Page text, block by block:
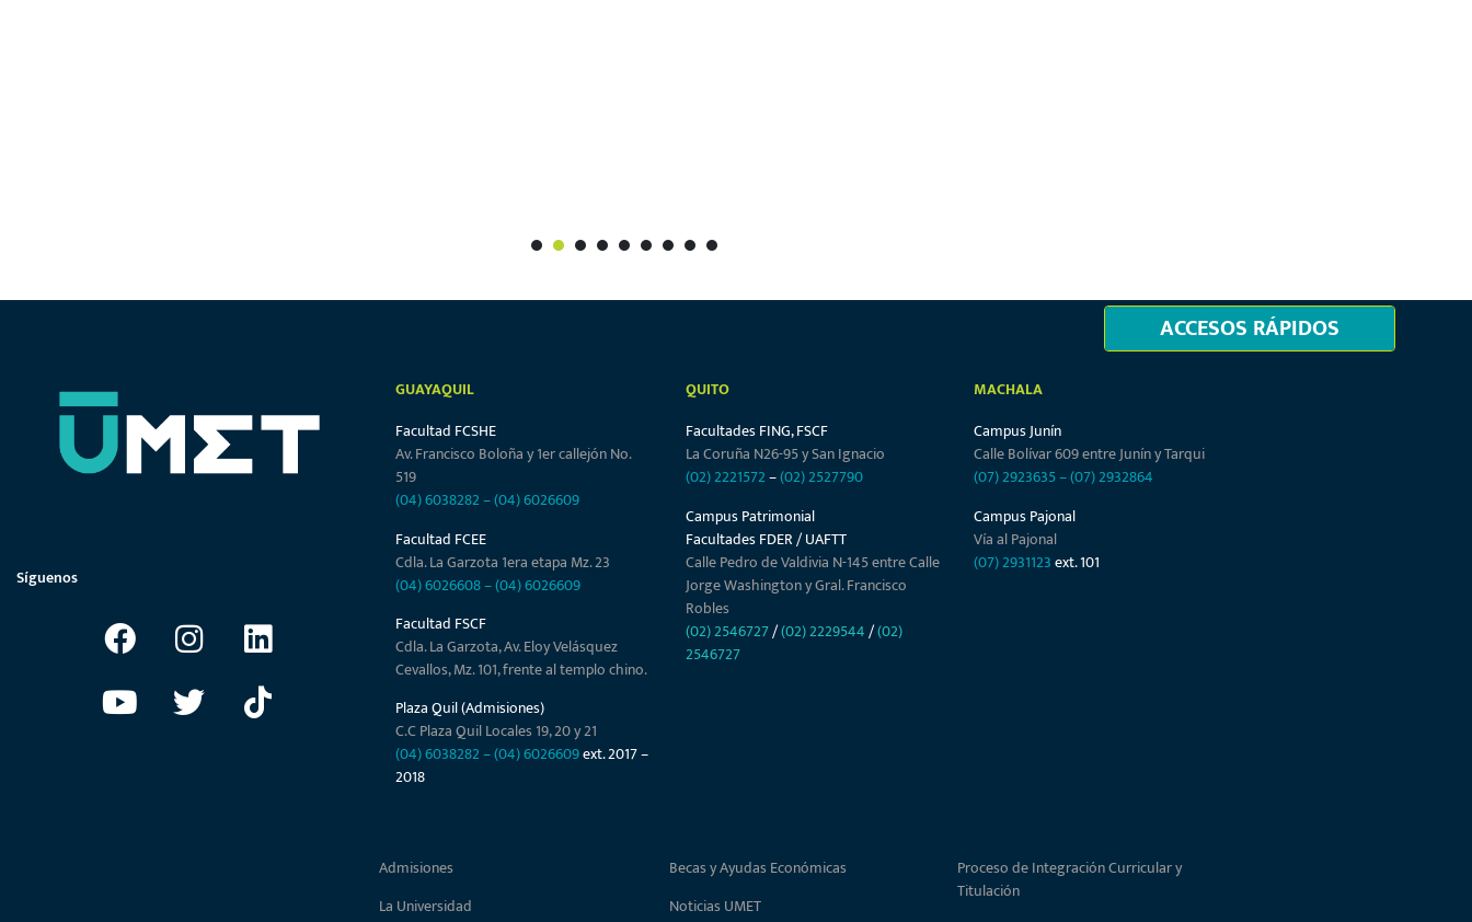
ACCESOS RÁPIDOS
1
Síguenos
GUAYAQUIL
Facultad FCSHE
Av. Francisco Boloña y 1er callejón No.
519
(04) 6038282–(04) 6026609
Facultad FCEE
Cdla. La Garzota 1era etapa Mz. 23
(04) 6026608–(04) 6026609
Facultad FSCF
Cdla. La Garzota, Av. Eloy Velásquez
Cevallos, Mz. 101, frente al templo chino.
Plaza Quil (Admisiones)
C.C Plaza Quil Locales 19, 20 y 21
(04) 6038282–(04) 6026609ext. 2017 –
2018
QUITO
Facultades FING, FSCF
La Coruña N26-95 y San Ignacio
(02) 2221572–(02) 2527790
Campus Patrimonial
Facultades FDER / UAFTT
Calle Pedro de Valdivia N-145 entre Calle
Jorge Washington y Gral. Francisco
Robles
(02) 2546727/(02) 2229544/(02)
2546727
MACHALA
Campus Junín
Calle Bolívar 609 entre Junín y Tarqui
(07) 2923635–(07) 2932864
Campus Pajonal
Vía al Pajonal
(07) 2931123ext. 101
Admisiones
La Universidad
Becas y Ayudas Económicas
Noticias UMET
Proceso de Integración Curricular y
Titulación